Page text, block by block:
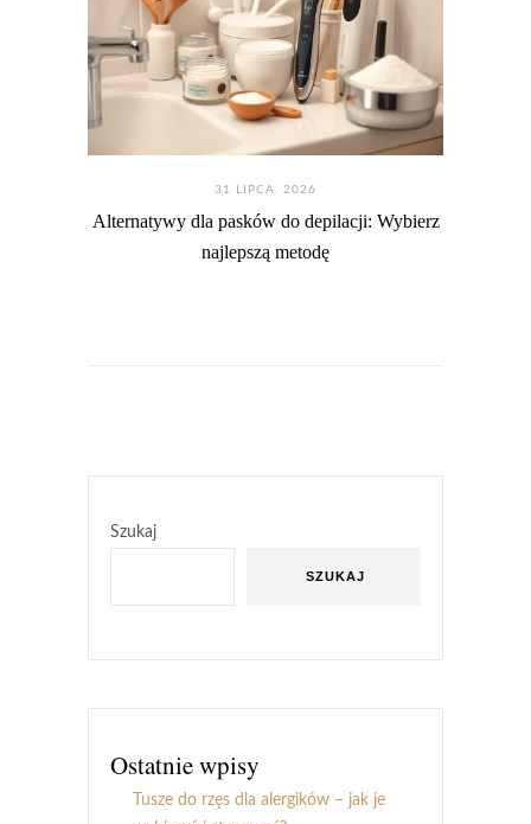
31 LIPCA. 2026
Alternatywy dla pasków do depilacji: Wybierz
najlepszą metodę
Szukaj
SZUKAJ
Ostatnie wpisy
Tusze do rzęs dla alergików – jak je